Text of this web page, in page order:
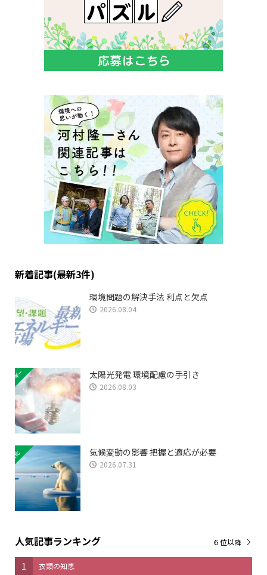
新着記事(最新3件)
環境問題の解決手法 利点と欠点
2026.08.04
太陽光発電 環境配慮の手引き
2026.08.03
気候変動の影響 把握と適応が必要
2026.07.31
人気記事ランキング
1 衣類の知恵
６位以降